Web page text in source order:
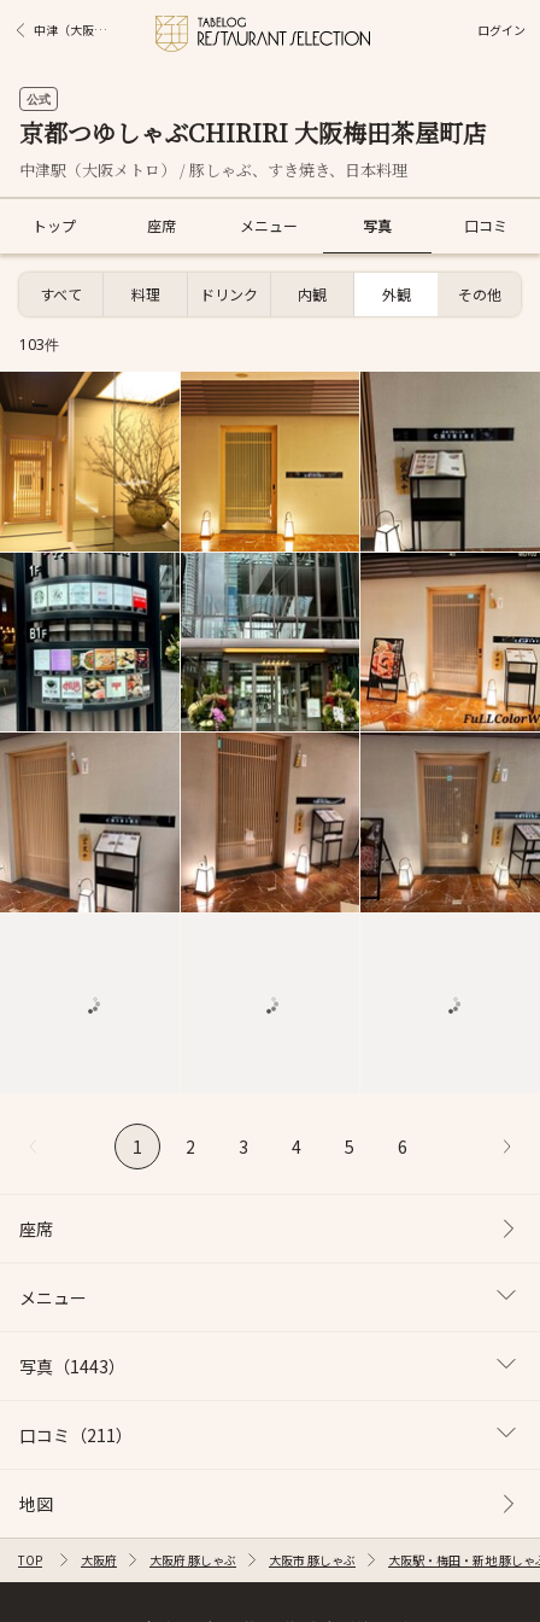
中津（大阪メトロ）駅グルメ ログイン
公式
京都つゆしゃぶCHIRIRI 大阪梅田茶屋町店
中津駅（大阪メトロ） / 豚しゃぶ、すき焼き、日本料理
トップ 座席 メニュー 写真 口コミ
すべて 料理 ドリンク 内観 外観 その他
103件
1 2 3 4 5 6
座席
メニュー
写真 （1443）
口コミ （211）
地図
TOP 大阪府 大阪府 豚しゃぶ 大阪市 豚しゃぶ 大阪駅・梅田・新地 豚しゃ